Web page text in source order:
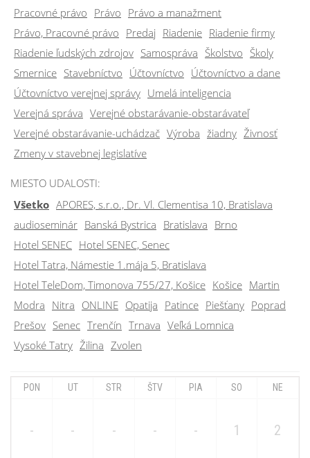
Pracovné právo Právo Právo a manažment
Právo, Pracovné právo Predaj Riadenie Riadenie firmy
Riadenie ľudských zdrojov Samospráva Školstvo Školy
Smernice Stavebníctvo Účtovníctvo Účtovníctvo a dane
Účtovníctvo verejnej správy Umelá inteligencia
Verejná správa Verejné obstarávanie-obstarávateľ
Verejné obstarávanie-uchádzač Výroba žiadny Živnosť
Zmeny v stavebnej legislatíve
MIESTO UDALOSTI:
Všetko APORES, s.r.o., Dr. Vl. Clementisa 10, Bratislava
audioseminár Banská Bystrica Bratislava Brno
Hotel SENEC Hotel SENEC, Senec
Hotel Tatra, Námestie 1.mája 5, Bratislava
Hotel TeleDom, Timonova 755/27, Košice Košice Martin
Modra Nitra ONLINE Opatija Patince Piešťany Poprad
Prešov Senec Trenčín Trnava Veľká Lomnica
Vysoké Tatry Žilina Zvolen
PON UT STR ŠTV PIA SO NE
- - - - - 1 2